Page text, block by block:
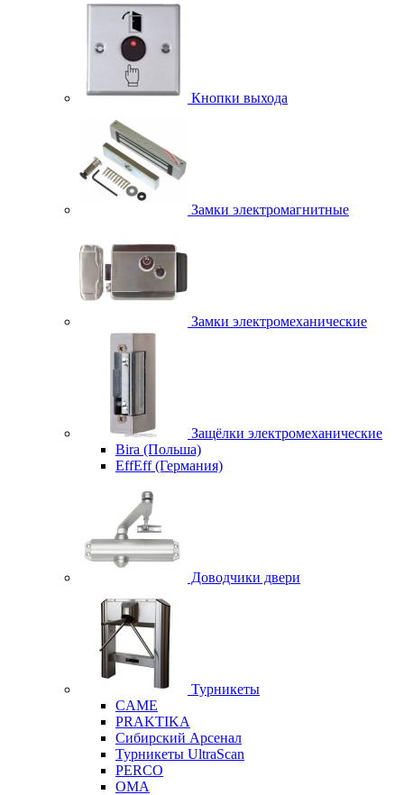
Кнопки выхода
Замки электромагнитные
Замки электромеханические
Защёлки электромеханические
Bira (Польша)
EffEff (Германия)
Доводчики двери
Турникеты
CAME
PRAKTIKA
Сибирский Арсенал
Турникеты UltraScan
PERCO
OMA